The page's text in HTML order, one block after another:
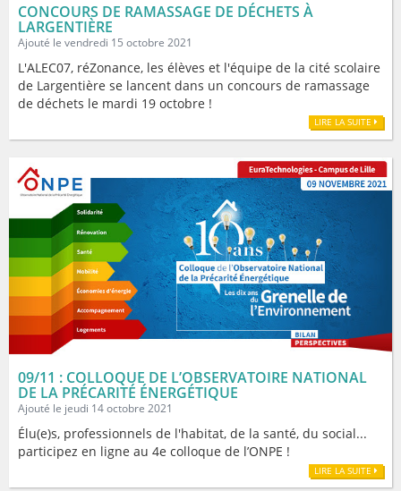
CONCOURS DE RAMASSAGE DE DÉCHETS À
LARGENTIÈRE
Ajouté le vendredi 15 octobre 2021
L'ALEC07, réZonance, les élèves et l'équipe de la cité scolaire
de Largentière se lancent dans un concours de ramassage
de déchets le mardi 19 octobre !
LIRE LA SUITE
09/11 : COLLOQUE DE L’OBSERVATOIRE NATIONAL
DE LA PRÉCARITÉ ÉNERGÉTIQUE
Ajouté le jeudi 14 octobre 2021
Élu(e)s, professionnels de l'habitat, de la santé, du social...
participez en ligne au 4e colloque de l’ONPE !
LIRE LA SUITE